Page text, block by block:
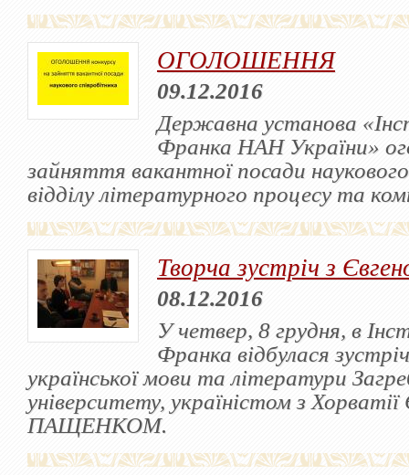
ОГОЛОШЕННЯ
09.12.2016
Державна установа
Франка НАН України»
зайняття вакантної посади
відділу літературного процесу та
Творча зустріч з
08.12.2016
У четвер, 8 грудня, в
Франка відбулася
української мови та літератури
університету, україністом з Хорватії
ПАЩЕНКОМ.